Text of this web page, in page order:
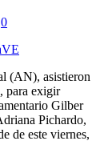
0
(AN), asistieron
para exigir
Gilber
Pichardo,
de este viernes,